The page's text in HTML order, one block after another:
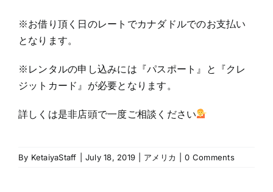
※お借り頂く日のレートでカナダドルでのお支払い
となります。
※レンタルの申し込みには『パスポート』と『クレ
ジットカード』が必要となります。
詳しくは是非店頭で一度ご相談ください
By KetaiyaStaff July 18, 2019 アメリカ 0 Comments